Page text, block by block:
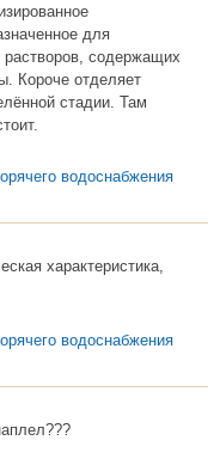
для
растворов, содержащих
Короче отделяет
стадии. Там
водоснабжения
характеристика,
водоснабжения